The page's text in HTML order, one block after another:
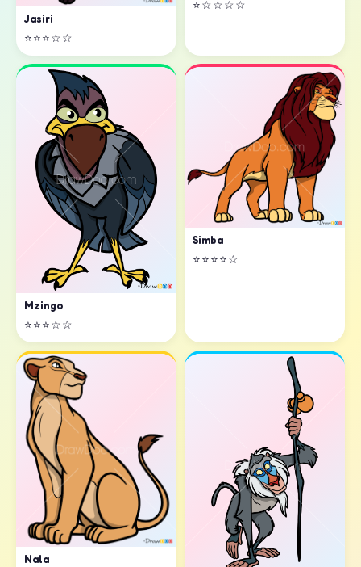
Jasiri
⭐⭐⭐☆☆
⭐☆☆☆☆
Mzingo
⭐⭐⭐☆☆
Simba
⭐⭐⭐⭐☆
Nala